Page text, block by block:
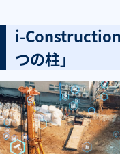
i-Construction
つの柱」